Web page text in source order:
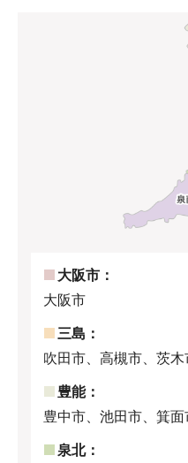
大阪市：
大阪市
三島：
吹田市、高槻市、茨
豊能：
豊中市、池田市、箕
泉北：